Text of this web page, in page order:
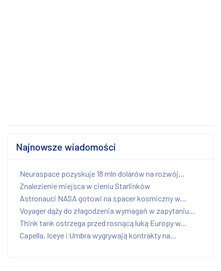
Najnowsze wiadomości
Neuraspace pozyskuje 18 mln dolarów na rozwój...
Znalezienie miejsca w cieniu Starlinków
Astronauci NASA gotowi na spacer kosmiczny w...
Voyager dąży do złagodzenia wymagań w zapytaniu...
Think tank ostrzega przed rosnącą luką Europy w...
Capella, Iceye i Umbra wygrywają kontrakty na...